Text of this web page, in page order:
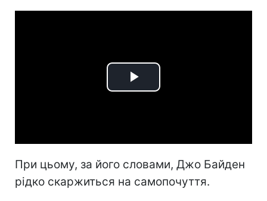
Play
При цьому, за його словами, Джо Байден
рідко скаржиться на самопочуття.